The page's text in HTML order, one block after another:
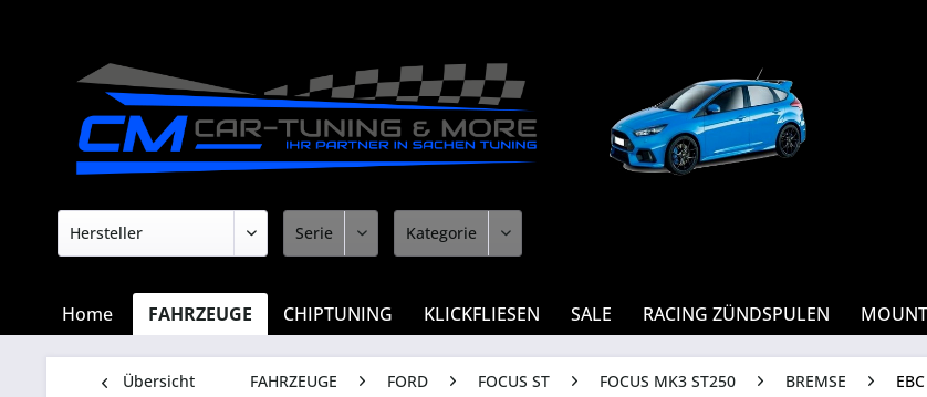
Home FAHRZEUGE CHIPTUNING KLICKFLIESEN SALE RACING ZÜNDSPULEN
Übersicht FAHRZEUGE FORD FOCUS ST FOCUS MK3 ST250 BREMSE